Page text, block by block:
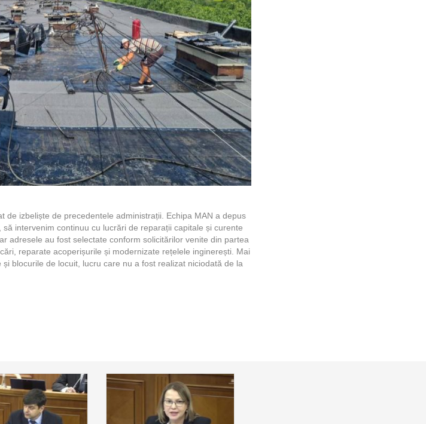
de izbeliște de precedentele administrații. Echipa MAN a depus
intervenim continuu cu lucrări de reparații capitale și curente
adresele au fost selectate conform solicitărilor venite din partea
reparate acoperișurile și modernizate rețelele inginerești. Mai
blocurile de locuit, lucru care nu a fost realizat niciodată de la